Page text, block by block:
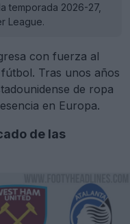
temporada 2026-27,
League.
con fuerza al
fútbol. Tras unos años
de ropa
en Europa.
de las